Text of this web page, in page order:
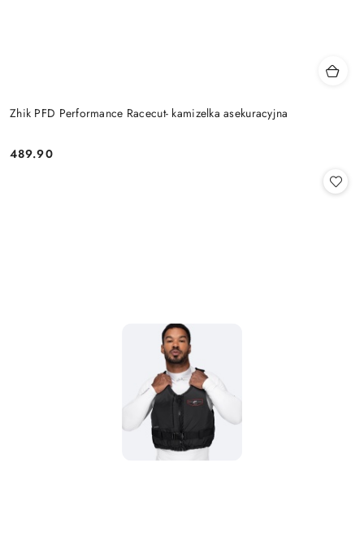
Zhik PFD Performance Racecut- kamizelka asekuracyjna
Cena:
489.90